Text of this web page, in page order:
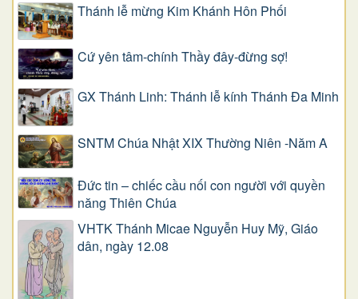
Thánh lễ mừng Kim Khánh Hôn Phối
Cứ yên tâm-chính Thầy đây-đừng sợ!
GX Thánh Linh: Thánh lễ kính Thánh Đa Minh
SNTM Chúa Nhật XIX Thường Niên -Năm A
Đức tin – chiếc cầu nối con người với quyền
năng Thiên Chúa
VHTK Thánh Micae Nguyễn Huy Mỹ, Giáo
dân, ngày 12.08